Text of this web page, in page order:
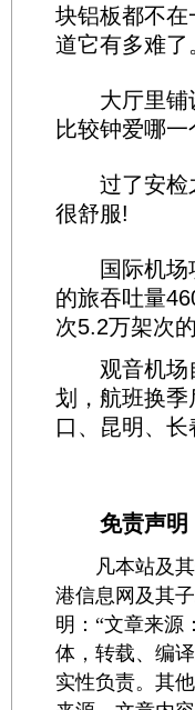
块铝板都不
道它有多难了
大厅里铺设
比较钟爱哪一
过了安检之
很舒服!
国际机场项
的旅吞吐量
次5.2万架次的
观音机场自
划，航班换
口、昆明、
免责声明
凡本站及其
港信息网及其
明：“文章来源
体，转载、编
实性负责。其